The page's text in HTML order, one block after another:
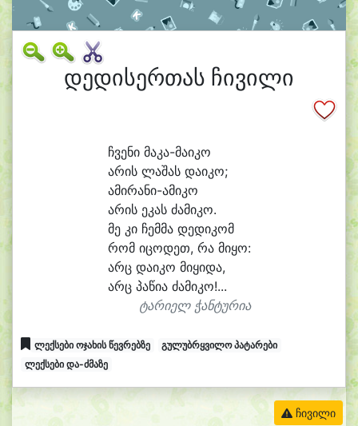
დედისერთას ჩივილი
ჩვენი მაკა-მაიკო
არის ლაშას დაიკო;
ამირანი-ამიკო
არის ეკას ძამიკო.
მე კი ჩემმა დედიკომ
რომ იცოდეთ, რა მიყო:
არც დაიკო მიყიდა,
არც პაწია ძამიკო!...
ტარიელ ჭანტურია
ლექსები ოჯახის წევრებზე
გულუბრყვილო პატარები
ლექსები და-ძმაზე
ჩივილი